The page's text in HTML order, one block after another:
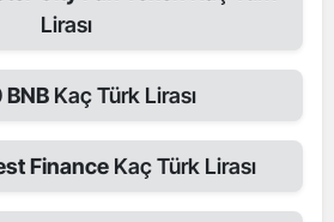
Lirası
BNB Kaç Türk Lirası
Finance Kaç Türk Lirası